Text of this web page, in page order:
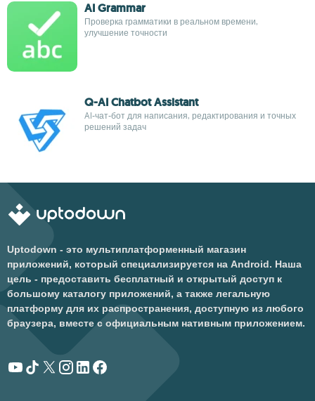
AI Grammar
Проверка грамматики в реальном времени,
улучшение точности
Q-AI Chatbot Assistant
AI-чат-бот для написания, редактирования и точных
решений задач
Uptodown - это мультиплатформенный магазин
приложений, который специализируется на Android. Наша
цель - предоставить бесплатный и открытый доступ к
большому каталогу приложений, а также легальную
платформу для их распространения, доступную из любого
браузера, вместе с официальным нативным приложением.